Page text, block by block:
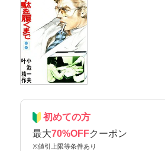
初めての方
最大70%OFFクーポン
※値引上限等条件あり